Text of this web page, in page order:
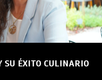
ÉXITO CULINARIO